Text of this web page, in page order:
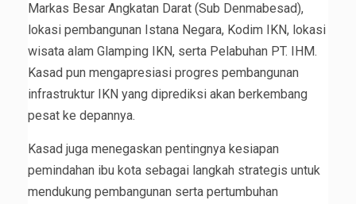
Markas Besar Angkatan Darat (Sub Denmabesad),
lokasi pembangunan Istana Negara, Kodim IKN, lokasi
wisata alam Glamping IKN, serta Pelabuhan PT. IHM.
Kasad pun mengapresiasi progres pembangunan
infrastruktur IKN yang diprediksi akan berkembang
pesat ke depannya.
Kasad juga menegaskan pentingnya kesiapan
pemindahan ibu kota sebagai langkah strategis untuk
mendukung pembangunan serta pertumbuhan